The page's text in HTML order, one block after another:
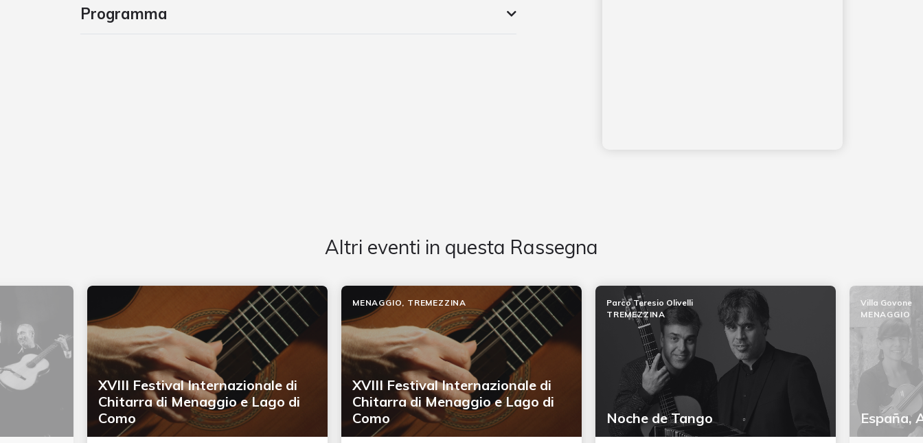
Programma
Altri eventi in questa Rassegna
XVIII Festival Internazionale di
Chitarra di Menaggio e Lago di
Como
XVIII Festival Internazionale di
Chitarra di Menaggio e Lago di
Como
MENAGGIO, TREMEZZINA
Noche de Tango
Parco Teresio Olivelli
TREMEZZINA
España,
Villa Govone
MENAGGIO